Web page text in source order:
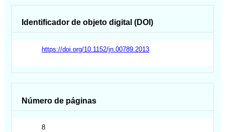
Identificador de objeto digital (DOI)
https://doi.org/10.1152/jn.00789.2013
Número de páginas
8